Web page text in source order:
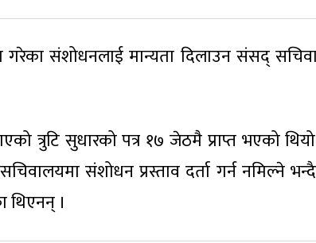
गरेका संशोधनलाई मान्यता दिलाउन संसद्
त्रुटि सुधारको पत्र १७ जेठमै प्राप्त भएको
संशोधन प्रस्ताव दर्ता गर्न नमिल्ने
थिएनन् ।